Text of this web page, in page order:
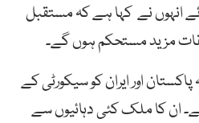
انہوں نے کہا ہے کہ مستقبل
مزید مستحکم ہوں گے۔
پاکستان اور ایران کو سیکورٹی کے
ان کا ملک کئی دہائیوں سے